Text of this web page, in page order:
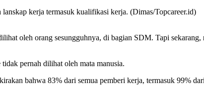
oleh orang sesungguhnya, di bagian SDM. Tapi
pernah dilihat oleh mata manusia.
bahwa 83% dari semua pemberi kerja, termasuk 99%